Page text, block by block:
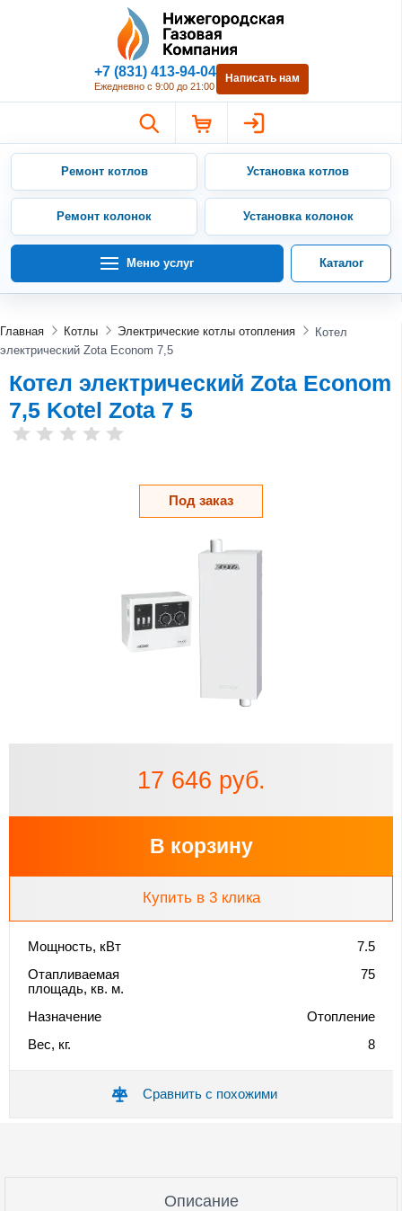
Нижегородская Газовая
+7 (831) 413-94-04
Ежедневно с 9:00 до 21:00
Написать нам
Ремонт котлов Установка котлов
Ремонт колонок Установка колонок
Меню услуг Каталог
Главная Котлы Электрические котлы отопления
Котел
электрический Zota Econom 7,5
Котел электрический Zota Econom
7,5 Kotel Zota 7 5
Под заказ
17 646 руб.
В корзину
Купить в 3 клика
Мощность, кВт
7.5
Отапливаемая
площадь, кв. м.
75
Назначение
Отопление
Вес, кг.
8
Сравнить с похожими
Описание